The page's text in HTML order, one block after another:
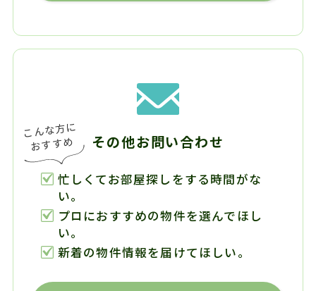
その他お問い合わせ
忙しくてお部屋探しをする時間がな
い。
プロにおすすめの物件を選んでほし
い。
新着の物件情報を届けてほしい。